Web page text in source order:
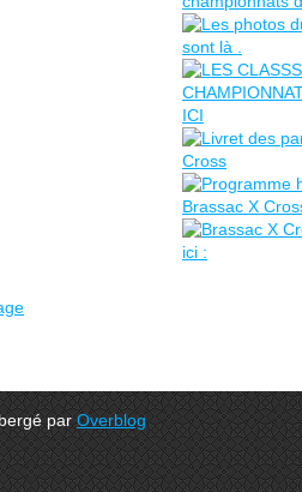
parOverblog